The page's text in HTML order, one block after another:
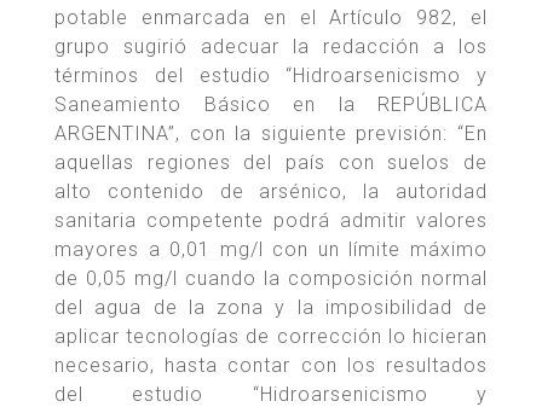
potable enmarcada en el Artículo 982, el
grupo sugirió adecuar la redacción a los
términos del estudio “Hidroarsenicismo y
Saneamiento Básico en la REPÚBLICA
ARGENTINA”, con la siguiente previsión: “En
aquellas regiones del país con suelos de
alto contenido de arsénico, la autoridad
sanitaria competente podrá admitir valores
mayores a 0,01 mg/l con un límite máximo
de 0,05 mg/l cuando la composición normal
del agua de la zona y la imposibilidad de
aplicar tecnologías de corrección lo hicieran
necesario, hasta contar con los resultados
del estudio “Hidroarsenicismo y